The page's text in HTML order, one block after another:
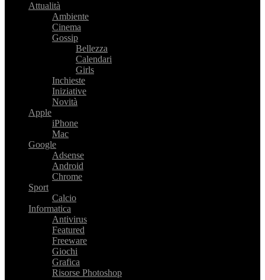
Attualità
Ambiente
Cinema
Gossip
Bellezza
Calendari
Girls
Inchieste
Iniziative
Novità
Apple
iPhone
Mac
Google
Adsense
Android
Chrome
Sport
Calcio
Informatica
Antivirus
Featured
Freeware
Giochi
Grafica
Risorse Photoshop